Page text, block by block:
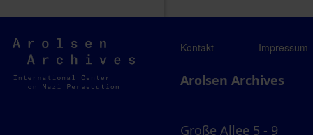
Arolsen
Archives
Kontakt Impressum
Arolsen Archives
Große Allee 5 - 9